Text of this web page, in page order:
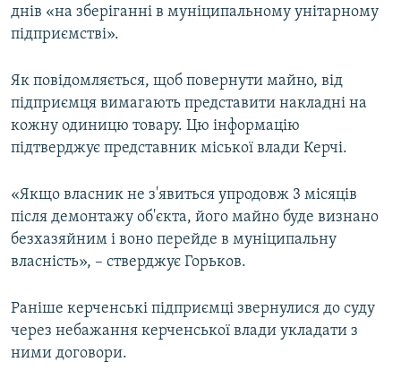
днів «на зберіганні в муніципальному унітарному
підприємстві».
Як повідомляється, щоб повернути майно, від
підприємця вимагають представити накладні на
кожну одиницю товару. Цю інформацію
підтверджує представник міської влади Керчі.
«Якщо власник не з'явиться упродовж 3 місяців
після демонтажу об'єкта, його майно буде визнано
безхазяйним і воно перейде в муніципальну
власність», – стверджує Горьков.
Раніше керченські підприємці звернулися до суду
через небажання керченської влади укладати з
ними договори.